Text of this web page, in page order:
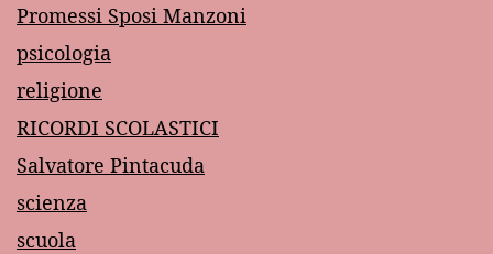
Promessi Sposi Manzoni
psicologia
religione
RICORDI SCOLASTICI
Salvatore Pintacuda
scienza
scuola